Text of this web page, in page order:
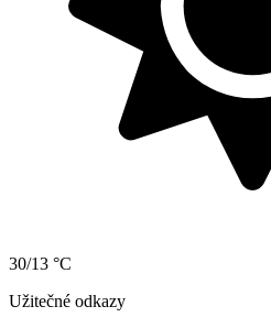
30/13 °C
Užitečné odkazy